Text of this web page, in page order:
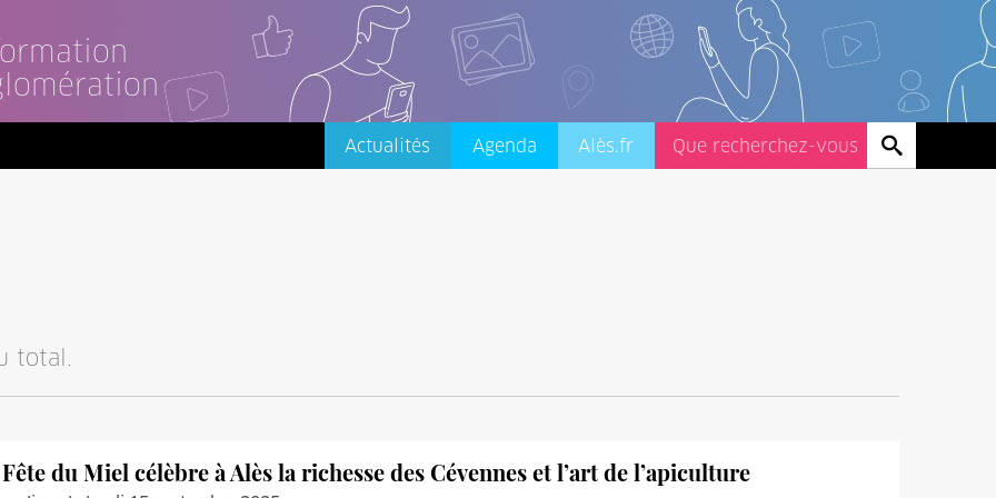
Actualités Agenda Alès.fr
total.
du Miel célèbre à Alès la richesse des Cévennes et l’art de l’apiculture